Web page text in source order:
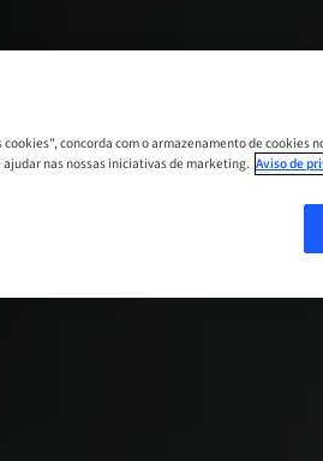
cookies", concorda com o armazenamento de cookies
nas nossas iniciativas de marketing. Aviso de